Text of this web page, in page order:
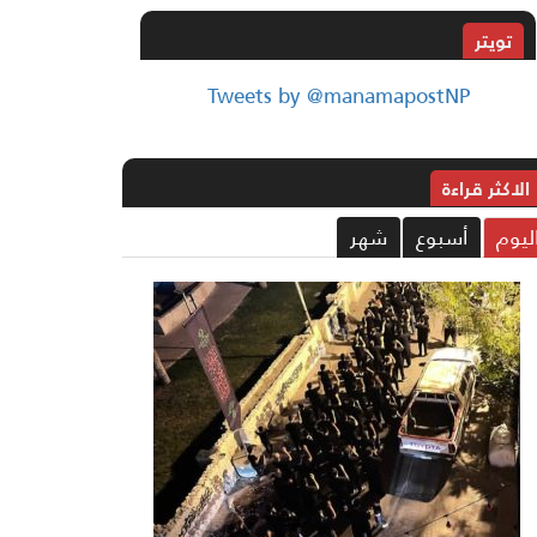
تويتر
Tweets by @manamapostNP
الاکثر قراءة
أسبوع شهر